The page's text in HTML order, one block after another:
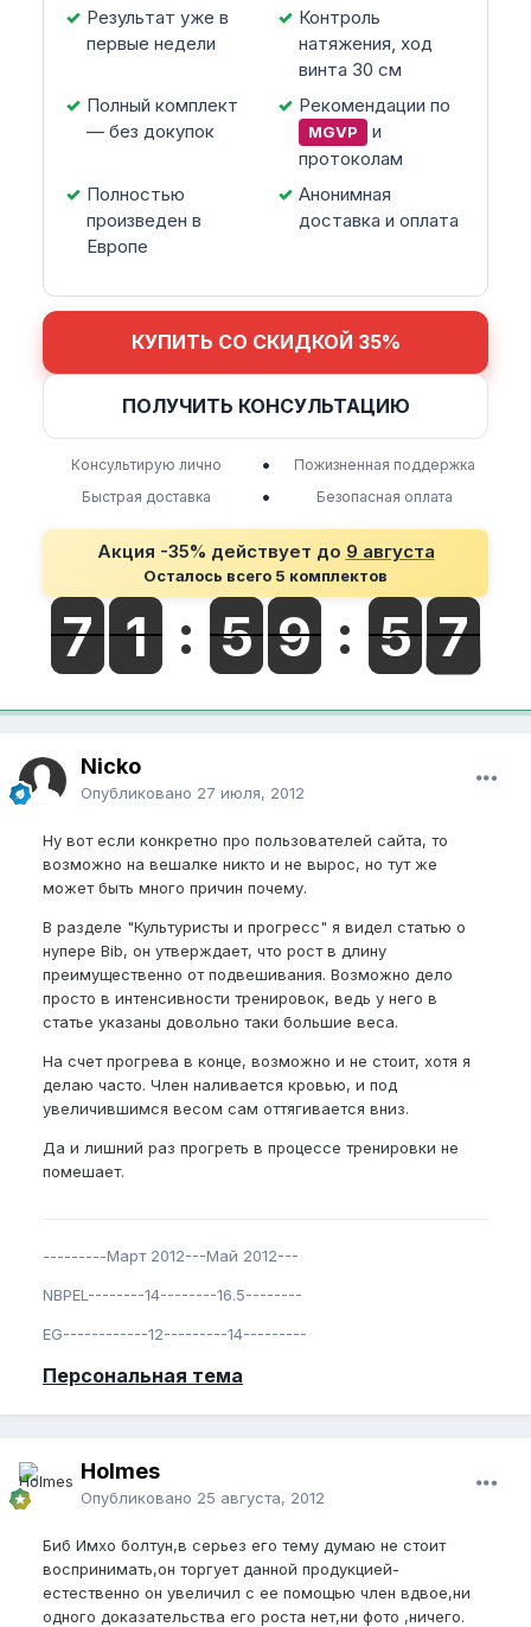
Результат уже в
первые недели
Контроль
натяжения, ход
винта 30 см
Полный комплект
— без докупок
Рекомендации по
MGVP
и
протоколам
Полностью
произведен в
Европе
Анонимная
доставка и оплата
КУПИТЬ СО СКИДКОЙ 35%
ПОЛУЧИТЬ КОНСУЛЬТАЦИЮ
Консультирую лично •
Пожизненная поддержка
Быстрая доставка
• Безопасная оплата
Акция -35% действует до 9 августа
Осталось всего 5 комплектов
Nicko
Опубликовано 27 июля, 2012
Ну вот если конкретно про пользователей сайта, то
возможно на вешалке никто и не вырос, но тут же
может быть много причин почему.
В разделе "Культуристы и прогресс" я видел статью о
нупере Bib, он утверждает, что рост в длину
преимущественно от подвешивания. Возможно дело
просто в интенсивности тренировок, ведь у него в
статье указаны довольно таки большие веса.
На счет прогрева в конце, возможно и не стоит, хотя я
делаю часто. Член наливается кровью, и под
увеличившимся весом сам оттягивается вниз.
Да и лишний раз прогреть в процессе тренировки не
помешает.
---------Март 2012---Май 2012---
NBPEL--------14--------16.5--------
EG------------12---------14---------
Персональная тема
Holmes
Опубликовано 25 августа, 2012
Биб Имхо болтун,в серьез его тему думаю не стоит
воспринимать,он торгует данной продукцией-
естественно он увеличил с ее помощью член вдвое,ни
одного доказательства его роста нет,ни фото ,ничего.